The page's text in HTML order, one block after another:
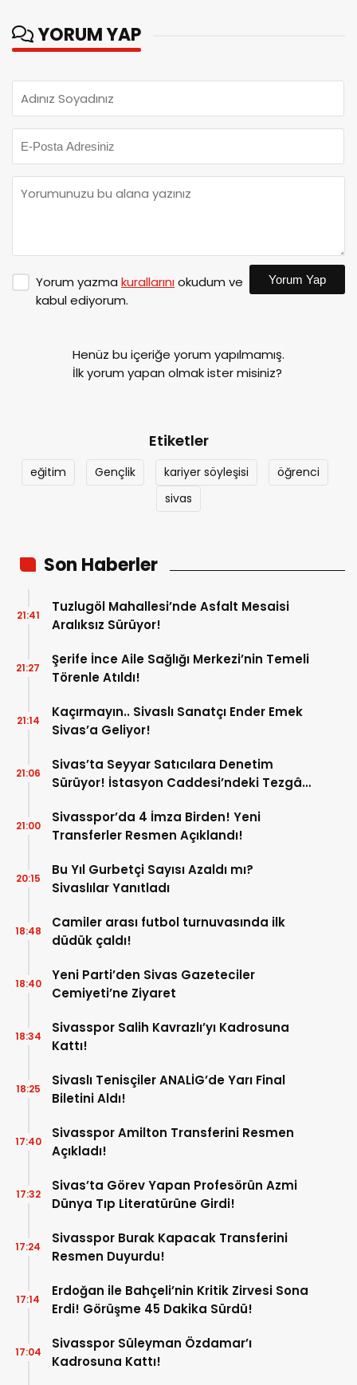
YORUM YAP
Yorum yazma kurallarınıokudum ve
kabul ediyorum.
Yorum Yap
Henüz bu içeriğe yorum yapılmamış.
İlk yorum yapan olmak ister misiniz?
Etiketler
eğitim Gençlik kariyer söyleşisi
öğrenci
sivas
Son Haberler
Tuzlugöl Mahallesi’nde Asfalt Mesaisi
Aralıksız Sürüyor!
21:41
Şerife İnce Aile Sağlığı Merkezi’nin Temeli
Törenle Atıldı!
21:27
Kaçırmayın.. Sivaslı Sanatçı Ender Emek
Sivas’a Geliyor!
21:14
Sivas’ta Seyyar Satıcılara Denetim
Sürüyor! İstasyon Caddesi’ndeki Tezgâh
21:06
Sivasspor’da 4 İmza Birden! Yeni
Transferler Resmen Açıklandı!
21:00
Bu Yıl Gurbetçi Sayısı Azaldı mı?
Sivaslılar Yanıtladı
20:15
Camiler arası futbol turnuvasında ilk
düdük çaldı!
18:48
Yeni Parti’den Sivas Gazeteciler
Cemiyeti’ne Ziyaret
18:40
Sivasspor Salih Kavrazlı’yı Kadrosuna
Kattı!
18:34
Sivaslı Tenisçiler ANALİG’de Yarı Final
Biletini Aldı!
18:25
Sivasspor Amilton Transferini Resmen
Açıkladı!
17:40
Sivas’ta Görev Yapan Profesörün Azmi
Dünya Tıp Literatürüne Girdi!
17:32
Sivasspor Burak Kapacak Transferini
Resmen Duyurdu!
17:24
Erdoğan ile Bahçeli’nin Kritik Zirvesi Sona
Erdi! Görüşme 45 Dakika Sürdü!
17:14
Sivasspor Süleyman Özdamar’ı
Kadrosuna Kattı!
17:04